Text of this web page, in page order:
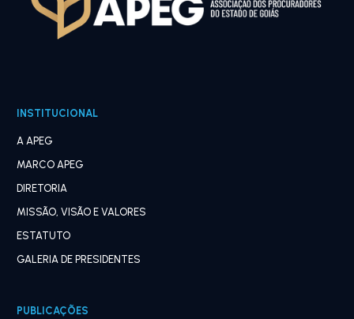
INSTITUCIONAL
A APEG
MARCO APEG
DIRETORIA
MISSÃO, VISÃO E VALORES
ESTATUTO
GALERIA DE PRESIDENTES
PUBLICAÇÕES